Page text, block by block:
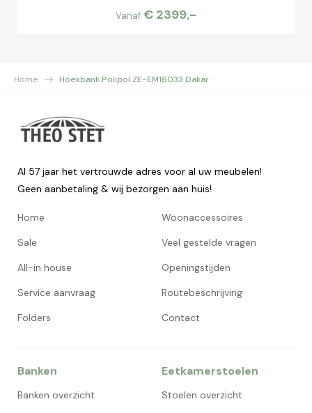
Vanaf € 2399,-
Home Hoekbank Polipol ZE-EM16033 Dakar
Al 57 jaar het vertrouwde adres voor al uw meubelen!
Geen aanbetaling & wij bezorgen aan huis!
Home
Sale
All-in house
Service aanvraag
Folders
Woonaccessoires
Veel gestelde vragen
Openingstijden
Routebeschrijving
Contact
Banken
Banken overzicht
Eetkamerstoelen
Stoelen overzicht